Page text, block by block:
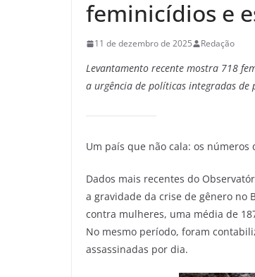
feminicídios e
11 de dezembro de 2025 Redação
Levantamento recente mostra 718
a urgência de políticas integradas de
Um país que não cala: os
Dados mais recentes do
a gravidade da crise de gênero no
contra mulheres, uma média de
No mesmo período, foram
assassinadas por dia.